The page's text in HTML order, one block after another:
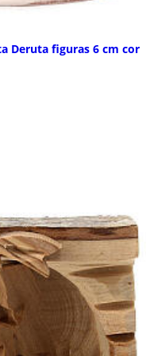
Deruta figuras 6 cm cor